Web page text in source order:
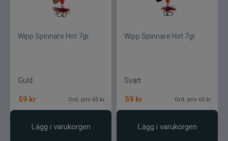
Wipp Spinnare Hot 7gr
Guld
59 kr Ord. pris 65 kr
Lägg i varukorgen
Wipp Spinnare Hot 7gr
Svart
59 kr Ord. pris 65 kr
Lägg i varukorgen